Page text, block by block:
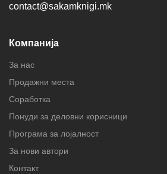
contact@sakamknigi.mk
Компанија
За нас
Продажни места
Соработка
Понуди за деловни корисници
Програма за лојалност
За нови автори
Контакт